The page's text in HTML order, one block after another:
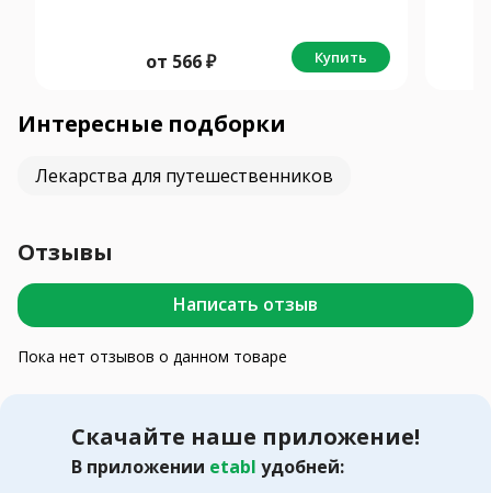
от 566₽ Купить
Интересные подборки
Лекарства для путешественников
Отзывы
Написать отзыв
Пока нет отзывов о данном товаре
Скачайте наше приложение!
В приложении etabl удобней: